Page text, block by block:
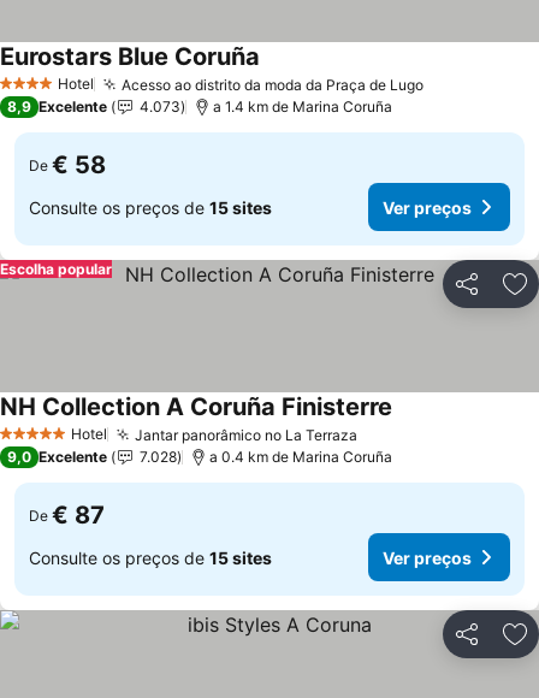
4 EstrelasHotel Acesso ao distrito da moda da Praça de Lugo
Eurostars Blue Coruña
8,9 Excelente 4.073 a 1.4 km de Marina Coruña
De € 58
Consulte os preços de 15 sites Ver preços
Partilhar
Escolha popular
5 Estrelas Hotel Jantar panorâmico no La Terraza
NH Collection A Coruña Finisterre
9,0 Excelente 7.028 a 0.4 km de Marina Coruña
De € 87
Consulte os preços de 15 sites Ver preços
Partilhar